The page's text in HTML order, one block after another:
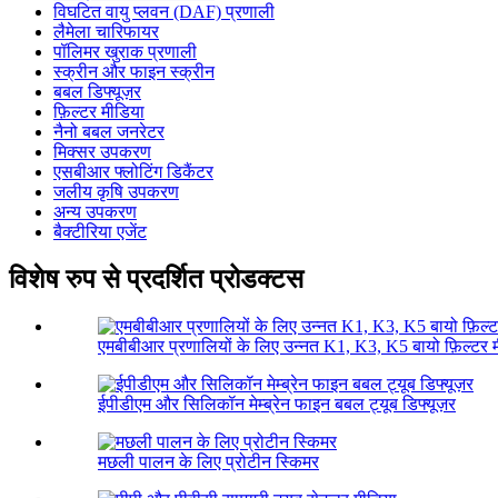
विघटित वायु प्लवन (DAF) प्रणाली
लैमेला चारिफायर
पॉलिमर खुराक प्रणाली
स्क्रीन और फाइन स्क्रीन
बबल डिफ्यूज़र
फ़िल्टर मीडिया
नैनो बबल जनरेटर
मिक्सर उपकरण
एसबीआर फ्लोटिंग डिकैंटर
जलीय कृषि उपकरण
अन्य उपकरण
बैक्टीरिया एजेंट
विशेष रुप से प्रदर्शित प्रोडक्टस
एमबीबीआर प्रणालियों के लिए उन्नत K1, K3, K5 बायो फ़िल्टर
ईपीडीएम और सिलिकॉन मेम्ब्रेन फाइन बबल ट्यूब डिफ्यूज़र
मछली पालन के लिए प्रोटीन स्किमर